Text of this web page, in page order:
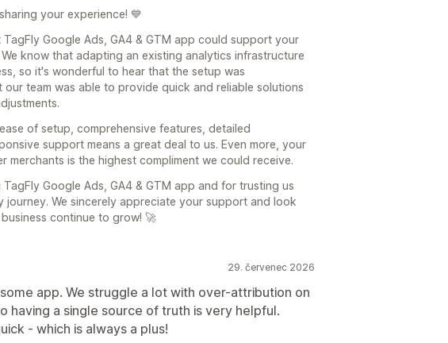
your experience! 💙
Google Ads, GA4 & GTM app could support your
know that adapting an existing analytics infrastructure
so it's wonderful to hear that the setup was
team was able to provide quick and reliable solutions
of setup, comprehensive features, detailed
support means a great deal to us. Even more, your
merchants is the highest compliment we could receive.
Google Ads, GA4 & GTM app and for trusting us
We sincerely appreciate your support and look
continue to grow! 🚀
29. červenec 2026
app. We struggle a lot with over-attribution on
having a single source of truth is very helpful.
- which is always a plus!